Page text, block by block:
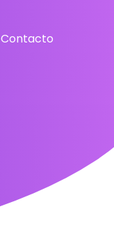
Contacto